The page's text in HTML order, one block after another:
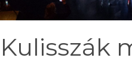
Kulisszák